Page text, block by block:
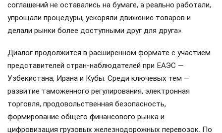
соглашений не оставались на бумаге, а реально работали,
упрощали процедуры, ускоряли движение товаров и
делали рынки более доступными друг для друга».
Диалог продолжится в расширенном формате с участием
представителей стран-наблюдателей при ЕАЭС —
Узбекистана, Ирана и Кубы. Среди ключевых тем —
развитие таможенного регулирования, электронная
торговля, продовольственная безопасность,
формирование общего финансового рынка и
цифровизация грузовых железнодорожных перевозок. По